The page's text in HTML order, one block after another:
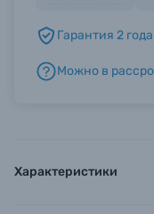
Б/У фототехника
Гарантия 2
Можно в
Характеристики